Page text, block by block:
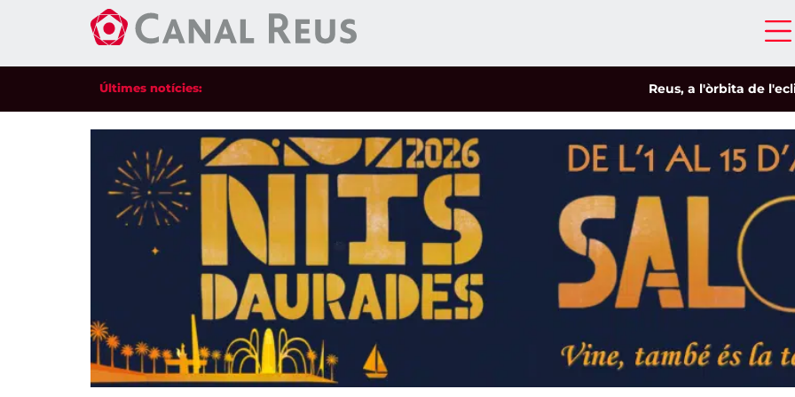
Últimes notícies: Reus, a l'òrbita de l'eclipsi|